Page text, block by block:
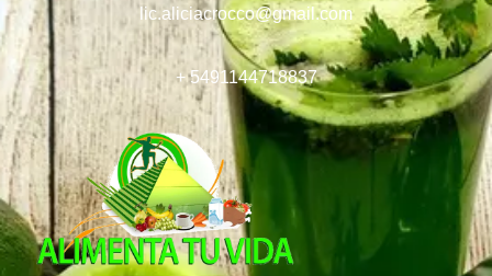
lic.aliciacrocco@gmail.com
+ 5491144718837